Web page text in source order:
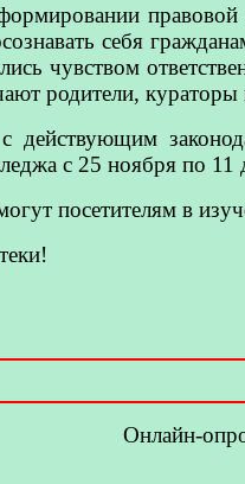
правовой
себя
чувством
родители, кураторы
с 25 ноября по 11
посетителям в
Онлайн-